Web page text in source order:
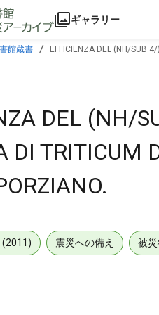
ギャラリー
館蔵書 EFFICIENZA DEL (NH/SUB
DEL (NH/
DI TRITICUM
(2011) 震災への備え 被災